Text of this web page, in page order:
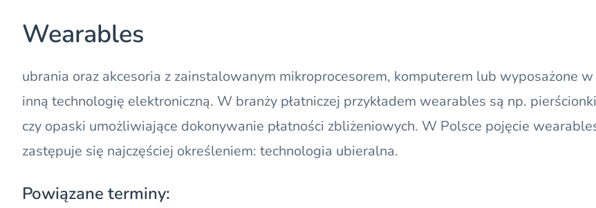
Wearables
ubrania oraz akcesoria z zainstalowanym mikroprocesorem, komputerem lub wyposażone w
inną technologię elektroniczną. W branży płatniczej przykładem wearables są np. pierścionki
czy opaski umożliwiające dokonywanie płatności zbliżeniowych. W Polsce pojęcie
zastępuje się najczęściej określeniem: technologia ubieralna.
Powiązane terminy: